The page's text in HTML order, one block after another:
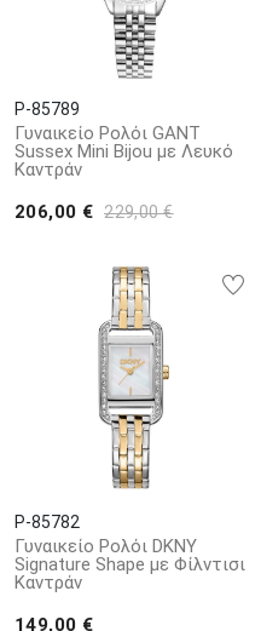
P-85789
Γυναικείο Ρολόι GANT
Sussex Mini Bijou με Λευκό
Καντράν
206,00 € 229,00 €
P-85782
Γυναικείο Ρολόι DKNY
Signature Shape με Φίλντισι
Καντράν
149,00 €